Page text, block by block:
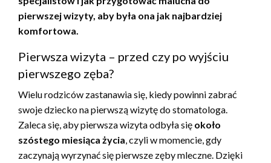
pierwszej wizyty, aby była ona jak najbardziej
komfortowa.
Pierwsza wizyta – przed czy po wyjściu
pierwszego zęba?
Wielu rodziców zastanawia się, kiedy powinni zabrać
swoje dziecko na pierwszą wizytę do stomatologa.
Zaleca się, aby pierwsza wizyta odbyła się około
szóstego miesiąca życia, czyli w momencie, gdy
zaczynają wyrzynać się pierwsze zęby mleczne. Dzięki